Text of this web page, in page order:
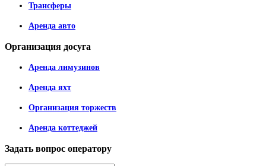
Трансферы
Аренда авто
Организация досуга
Аренда лимузинов
Аренда яхт
Организация торжеств
Аренда коттеджей
Задать вопрос оператору